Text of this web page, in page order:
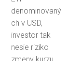
denominovaný
ch v USD,
investor tak
nesie riziko